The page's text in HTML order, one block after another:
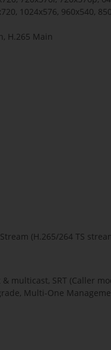
1024x576, 960x540,
H.265 Main
(H.265/264 TS
& multicast, SRT (Caller
Multi-One